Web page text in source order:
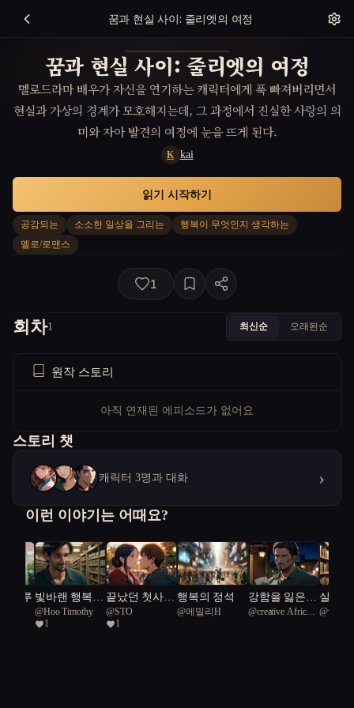
꿈과 현실 사이: 줄리엣의 여정
꿈과 현실 사이: 줄리엣의 여정
멜로드라마 배우가 자신을 연기하는 캐릭터에게 푹 빠져버리면서
현실과 가상의 경계가 모호해지는데, 그 과정에서 진실한 사랑의 의
미와 자아 발견의 여정에 눈을 뜨게 된다.
K kai
공감되는 소소한 일상을 그리는
행복이 무엇인지 생각하는
멜로/로맨스
읽기 시작하기
1
회차1 최신순 오래된순
원작 스토리
아직 연재된 에피소드가 없어요
스토리 챗
캐릭터 3명과 대화 ›
이런 이야기는 어때요?
블루 빛바랜 행복
테이프
@Hoo Timothy
1
끝났던 첫사랑
을 다시 한 번
@STO
1
행복의 정석
@에밀리H
강함을 잃은
남자가 가족의
@creative African
실수
명절
@